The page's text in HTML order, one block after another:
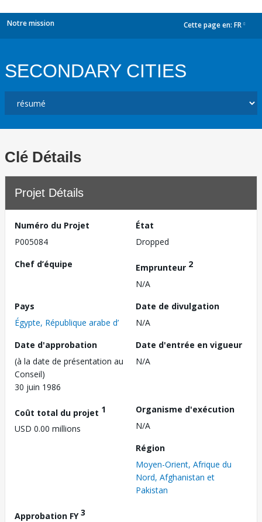
Notre mission Cette page en: FR
SECONDARY CITIES
Clé Détails
Projet Détails
Numéro du Projet
P005084
État
Dropped
Chef d’équipe
Emprunteur 2
N/A
Pays
Égypte, République arabe d’
Date de divulgation
N/A
Date d'approbation
(à la date de présentation au
Conseil)
30 juin 1986
Date d'entrée en vigueur
N/A
Coût total du projet 1
USD 0.00 millions
Organisme d'exécution
N/A
Région
Moyen-Orient, Afrique du
Nord, Afghanistan et
Pakistan
Approbation FY3